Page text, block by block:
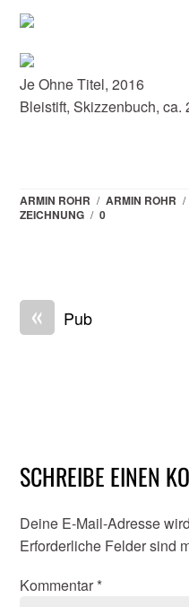
Je Ohne Titel, 2016
Bleistift, Skizzenbuch, ca.
ARMIN ROHR / ARMIN ROHR /
ZEICHNUNG / 0
« Pub
SCHREIBE EINEN
Deine E-Mail-Adresse
Erforderliche Felder sind
Kommentar *